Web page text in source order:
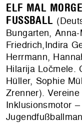
ELF MAL
FUSSBALL
Bungarten,
Friedrich,Indira
Herrmann,
Hilarija Ločmele.
Hüller, Sophie
Zrenner).
Inklusionsmotor